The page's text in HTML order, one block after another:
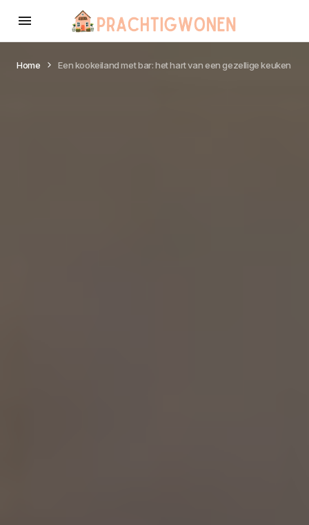
Home Een kookeiland met bar: het hart van een gezellige keuken